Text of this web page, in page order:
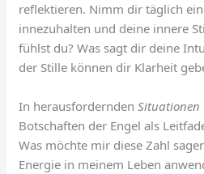
reflektieren. Nimm dir täglich
innezuhalten und deine innere
fühlst du? Was sagt dir deine
der Stille können dir Klarheit
In herausforderndenSituationen
Botschaften der Engel als
Was möchte mir diese Zahl
Energie in meinem Leben